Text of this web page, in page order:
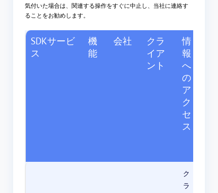
気付いた場合は、関連する操作をすぐに中止し、当社に連絡す
ることをお勧めします。
SDKサービ
ス
機
能
会社
クラ
イア
ント
情
報
へ
の
ア
ク
セ
ス
ク
ラ